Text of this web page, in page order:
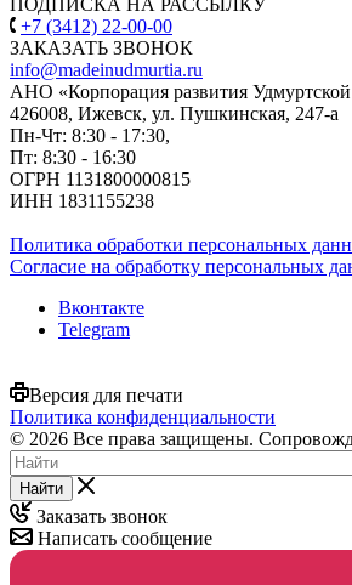
+7 (3412) 22-00-00
ЗАКАЗАТЬ ЗВОНОК
info@madeinudmurtia.ru
АНО «Корпорация развития
426008, Ижевск, ул. Пушкинская, 247-а
Пн-Чт: 8:30 - 17:30,
Пт: 8:30 - 16:30
ОГРН 1131800000815
ИНН 1831155238
Политика обработки персональных
Согласие на обработку персональных
Вконтакте
Telegram
Версия для печати
Политика конфиденциальности
© 2026 Все права защищены.
Найти
Заказать звонок
Написать сообщение